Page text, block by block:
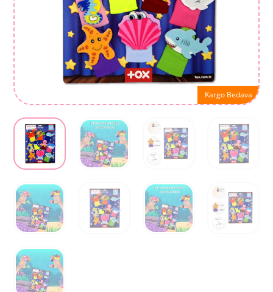
Kargo Bedava